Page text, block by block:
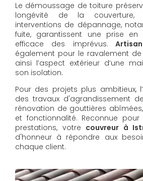
Le démoussage de toiture
longévité de la
interventions de dépannage,
fuite, garantissent une prise
efficace des imprévus.
également pour le ravalement
ainsi l’aspect extérieur d’une
son isolation.
Pour des projets plus ambitieux,
des travaux d'agrandissement
rénovation de gouttières
et fonctionnalité. Reconnue
prestations, votre couvreur à
d'honneur à répondre aux
chaque client.